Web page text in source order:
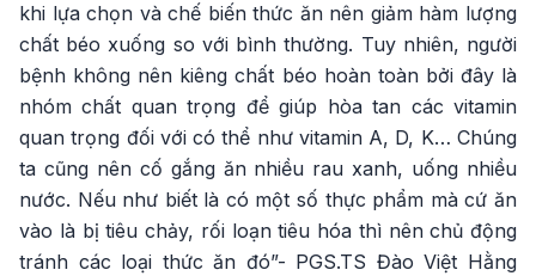
khi lựa chọn và chế biến thức ăn nên giảm hàm lượng
chất béo xuống so với bình thường. Tuy nhiên, người
bệnh không nên kiêng chất béo hoàn toàn bởi đây là
nhóm chất quan trọng để giúp hòa tan các vitamin
quan trọng đối với có thể như vitamin A, D, K… Chúng
ta cũng nên cố gắng ăn nhiều rau xanh, uống nhiều
nước. Nếu như biết là có một số thực phẩm mà cứ ăn
vào là bị tiêu chảy, rối loạn tiêu hóa thì nên chủ động
tránh các loại thức ăn đó”- PGS.TS Đào Việt Hằng